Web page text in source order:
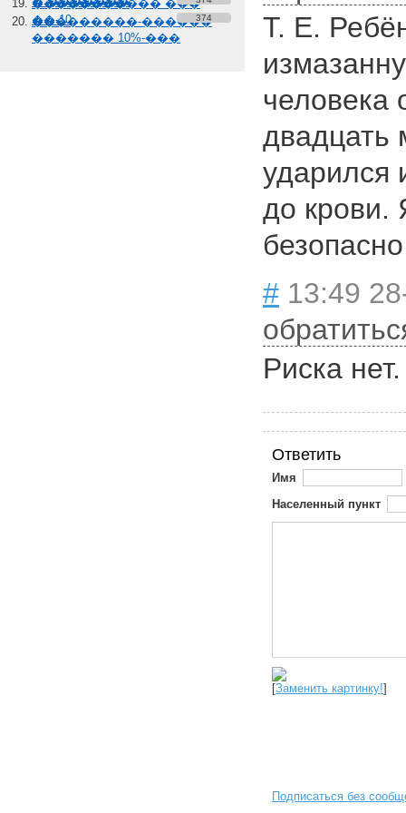
����������� ���
��-10
���������-������
������� 10%-���
374
Т. Е.
человека
двадцать
ударился
до крови.
# 13:49
Риска
Ответить
Имя
Населенный пункт
[Заменить картинку!]
Подписаться без